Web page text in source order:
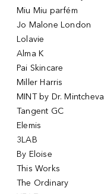
Miu Miu parfém
Jo Malone London
Lolavie
Alma K
Pai Skincare
Miller Harris
MINT by Dr. Mintcheva
Tangent GC
Elemis
3LAB
By Eloise
This Works
The Ordinary